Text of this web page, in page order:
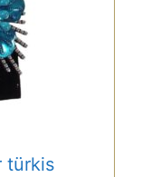
türkis